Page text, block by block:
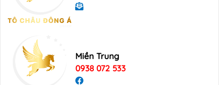
Miền Trung
0938 072 533